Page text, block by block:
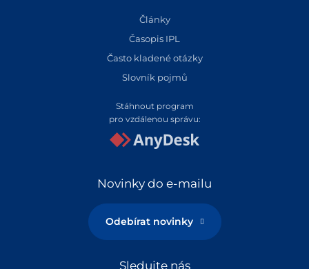
Články
Časopis IPL
Často kladené otázky
Slovník pojmů
Stáhnout program
pro vzdálenou správu:
Novinky do e-mailu
Odebírat novinky
Sledujte nás